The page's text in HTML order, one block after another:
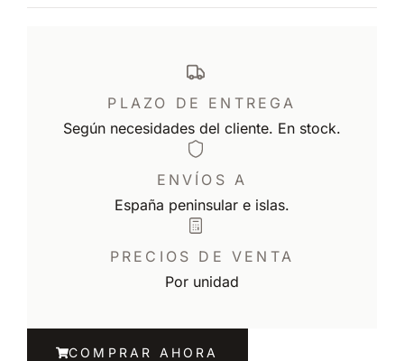
PLAZO DE ENTREGA
Según necesidades del cliente. En stock.
ENVÍOS A
España peninsular e islas.
PRECIOS DE VENTA
Por unidad
COMPRAR AHORA